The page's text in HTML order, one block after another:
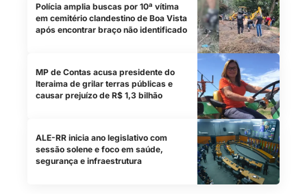
Polícia amplia buscas por 10ª vítima
em cemitério clandestino de Boa Vista
após encontrar braço não identificado
MP de Contas acusa presidente do
Iteraima de grilar terras públicas e
causar prejuízo de R$ 1,3 bilhão
ALE-RR inicia ano legislativo com
sessão solene e foco em saúde,
segurança e infraestrutura